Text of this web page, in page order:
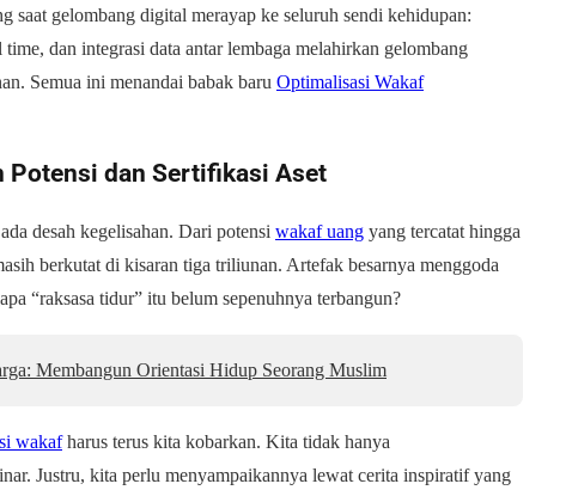
saat gelombang digital merayap ke seluruh sendi kehidupan:
dan integrasi data antar lembaga melahirkan gelombang
Semua ini menandai babak baru Optimalisasi Wakaf
Potensi dan Sertifikasi Aset
desah kegelisahan. Dari potensi wakaf uang yang tercatat hingga
berkutat di kisaran tiga triliunan. Artefak besarnya menggoda
“raksasa tidur” itu belum sepenuhnya terbangun?
Membangun Orientasi Hidup Seorang Muslim
wakafharus terus kita kobarkan. Kita tidak hanya
Justru, kita perlu menyampaikannya lewat cerita inspiratif yang